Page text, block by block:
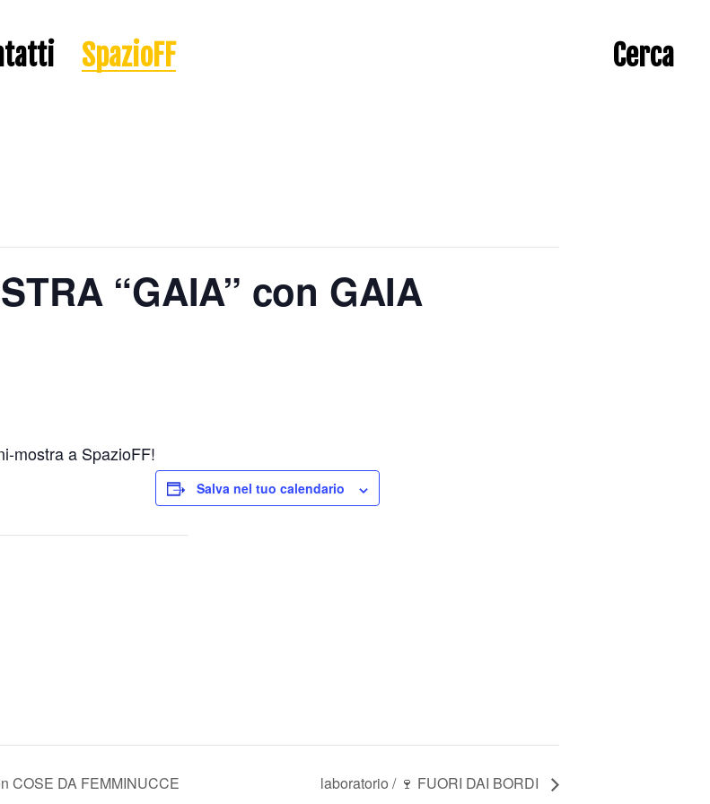
SpazioFF Cerca
“GAIA” con GAIA
mostra a SpazioFF!
Salva nel tuo calendario
COSE DA FEMMINUCCE laboratorio / 🍷 FUORI DAI BORDI